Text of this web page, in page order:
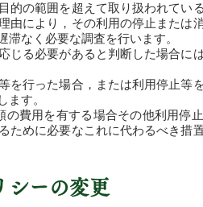
的の範囲を超えて取り扱われてい
由により，その利用の停止または
なく必要な調査を行います。
じる必要があると判断した場合に
を行った場合，または利用停止等
ます。
費用を有する場合その他利用停
ために必要なこれに代わるべき措
シーの変更